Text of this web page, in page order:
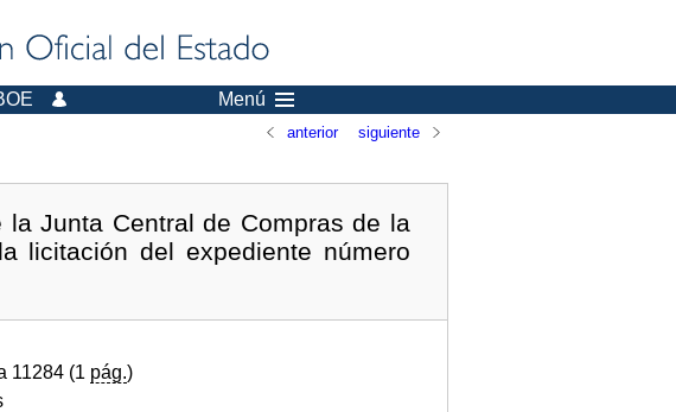
Menú
anterior siguiente
Junta Central de Compras de la
licitación del expediente número
11284 (1 pág.)